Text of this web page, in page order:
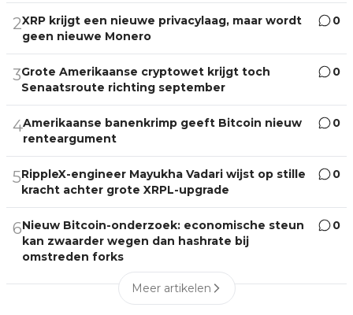
2XRP krijgt een nieuwe privacylaag, maar wordt
geen nieuwe Monero
0
3Grote Amerikaanse cryptowet krijgt toch
Senaatsroute richting september
0
4Amerikaanse banenkrimp geeft Bitcoin nieuw
renteargument
0
5RippleX-engineer Mayukha Vadari wijst op stille
kracht achter grote XRPL-upgrade
0
6Nieuw Bitcoin-onderzoek: economische steun
kan zwaarder wegen dan hashrate bij
omstreden forks
0
Meer artikelen